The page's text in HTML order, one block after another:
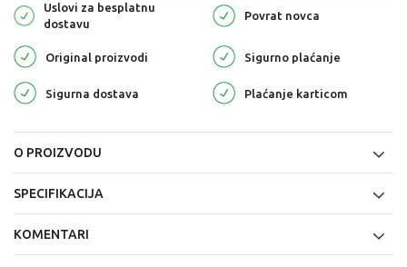
Uslovi za besplatnu
dostavu
Povrat novca
Original proizvodi Sigurno plaćanje
Sigurna dostava Plaćanje karticom
O PROIZVODU
SPECIFIKACIJA
KOMENTARI